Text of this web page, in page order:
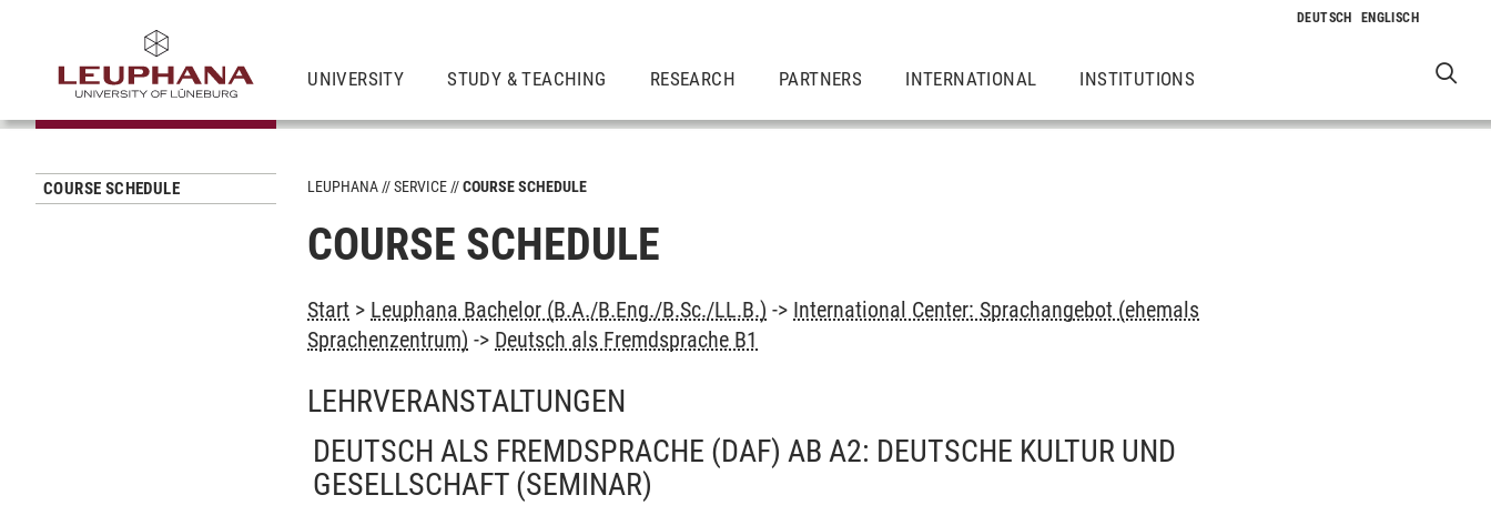
UNIVERSITY STUDY & TEACHING RESEARCH PARTNERS INTERNATIONAL INSTITUTIONS
COURSE SCHEDULE LEUPHANA SERVICE COURSE SCHEDULE
COURSE SCHEDULE
Start > Leuphana Bachelor (B.A./B.Eng./B.Sc./LL.B.) -> International Center: Sprachangebot (ehemals
Sprachenzentrum) -> Deutsch als Fremdsprache B1
LEHRVERANSTALTUNGEN
DEUTSCH ALS FREMDSPRACHE (DAF) AB A2: DEUTSCHE KULTUR UND
GESELLSCHAFT (SEMINAR)